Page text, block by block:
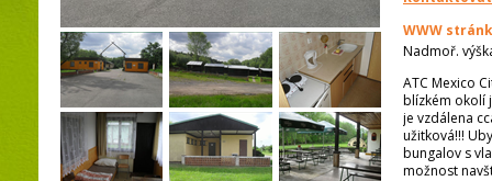
WWW
Nadmoř.
ATC Mexico
blízkém okolí
je vzdálena
užitková!!!
bungalov s
možnost